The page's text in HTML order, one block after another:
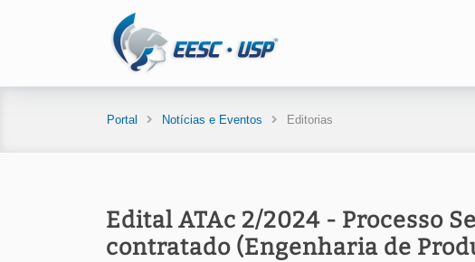
Portal Notícias e Eventos Editorias
Edital ATAc 2/2024 - Processo
contratado (Engenharia de